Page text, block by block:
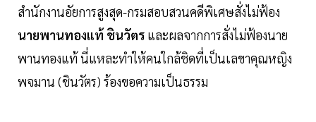
สำนักงานอัยการสูงสุด-กรมสอบสวนคดีพิเศษสั่งไม่ฟ้อง
นายพานทองแท้ ชินวัตร และผลจากการสั่งไม่ฟ้องนาย
พานทองแท้ นี่แหละทำให้คนใกล้ชิดที่เป็นเลขาคุณหญิง
พจมาน (ชินวัตร) ร้องขอความเป็นธรรม